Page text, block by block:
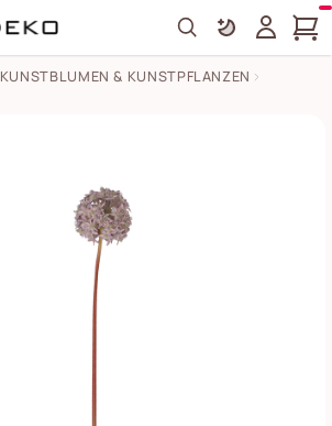
Search
KUNSTBLUMEN & KUNSTPFLANZEN